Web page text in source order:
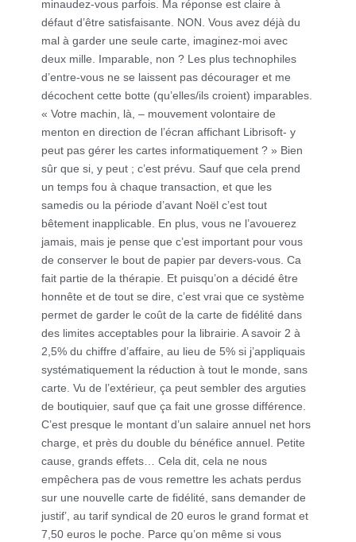
minaudez-vous parfois. Ma réponse est claire à
défaut d’être satisfaisante. NON. Vous avez déjà du
mal à garder une seule carte, imaginez-moi avec
deux mille. Imparable, non ? Les plus technophiles
d’entre-vous ne se laissent pas décourager et me
décochent cette botte (qu’elles/ils croient) imparables.
« Votre machin, là, – mouvement volontaire de
menton en direction de l’écran affichant Librisoft- y
peut pas gérer les cartes informatiquement ? » Bien
sûr que si, y peut ; c’est prévu. Sauf que cela prend
un temps fou à chaque transaction, et que les
samedis ou la période d’avant Noël c’est tout
bêtement inapplicable. En plus, vous ne l’avouerez
jamais, mais je pense que c’est important pour vous
de conserver le bout de papier par devers-vous. Ca
fait partie de la thérapie. Et puisqu’on a décidé être
honnête et de tout se dire, c’est vrai que ce système
permet de garder le coût de la carte de fidélité dans
des limites acceptables pour la librairie. A savoir 2 à
2,5% du chiffre d’affaire, au lieu de 5% si j’appliquais
systématiquement la réduction à tout le monde, sans
carte. Vu de l’extérieur, ça peut sembler des arguties
de boutiquier, sauf que ça fait une grosse différence.
C’est presque le montant d’un salaire annuel net hors
charge, et près du double du bénéfice annuel. Petite
cause, grands effets… Cela dit, cela ne nous
empêchera pas de vous remettre les achats perdus
sur une nouvelle carte de fidélité, sans demander de
justif’, au tarif syndical de 20 euros le grand format et
7,50 euros le poche. Parce qu’on même si vous